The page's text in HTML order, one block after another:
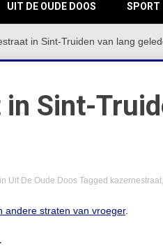
UIT DE OUDE DOOS SPORT
in Sint-Truiden van lang
Sint-
in Uit De Oude Doos Tagged kazernestraat,
andere straten van vroeger.